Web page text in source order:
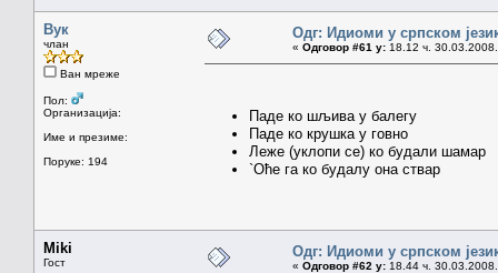
Вук
члан
Ван мреже
Пол:
Организација:
Име и презиме:
Поруке: 194
Одг: Идиоми у српском
« Одговор #61 у: 18.12 ч.
Паде ко шљива у балегу
Паде ко крушка у говно
Леже (уклопи се) ко будали шамар
`Оће га ко будалу она ствар
Miki
Гост
Одг: Идиоми у српском
« Одговор #62 у: 18.44 ч.